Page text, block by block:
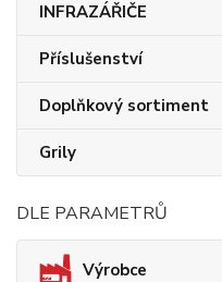
INFRAZÁŘIČE
Příslušenství
Doplňkový sortiment
Grily
DLE PARAMETRŮ
Výrobce